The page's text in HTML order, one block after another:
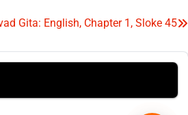
Gita: English, Chapter 1, Sloke 45